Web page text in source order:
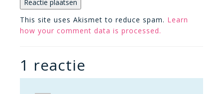
This site uses Akismet to reduce spam. Learn
how your comment data is processed.
1 reactie